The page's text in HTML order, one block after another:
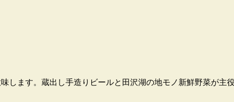
します。蔵出し手造りビールと田沢湖の地モノ新鮮野菜が主